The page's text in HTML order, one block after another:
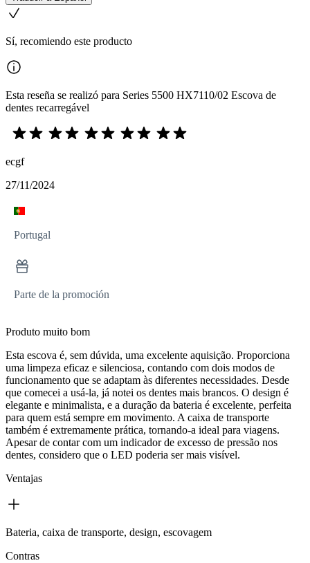
Sí, recomiendo este producto
Esta reseña se realizó para Series 5500 HX7110/02 Escova de
dentes recarregável
ecgf
27/11/2024
Portugal
Parte de la promoción
Produto muito bom
Esta escova é, sem dúvida, uma excelente aquisição. Proporciona
uma limpeza eficaz e silenciosa, contando com dois modos de
funcionamento que se adaptam às diferentes necessidades. Desde
que comecei a usá-la, já notei os dentes mais brancos. O design é
elegante e minimalista, e a duração da bateria é excelente, perfeita
para quem está sempre em movimento. A caixa de transporte
também é extremamente prática, tornando-a ideal para viagens.
Apesar de contar com um indicador de excesso de pressão nos
dentes, considero que o LED poderia ser mais visível.
Ventajas
Bateria, caixa de transporte, design, escovagem
Contras